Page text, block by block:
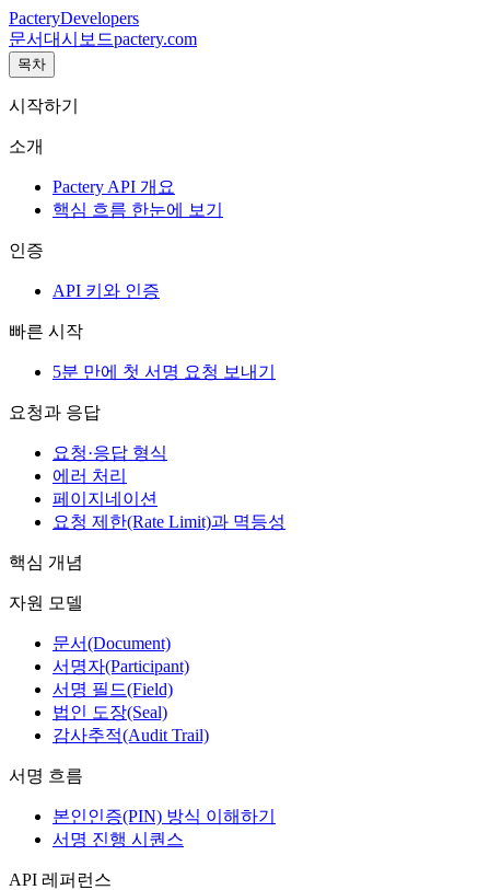
PacteryDevelopers
문서대시보드pactery.com
목차
시작하기
소개
Pactery API 개요
핵심 흐름 한눈에 보기
인증
API 키와 인증
빠른 시작
5분 만에 첫 서명 요청 보내기
요청과 응답
요청·응답 형식
에러 처리
페이지네이션
요청 제한(Rate Limit)과 멱등성
핵심 개념
자원 모델
문서(Document)
서명자(Participant)
서명 필드(Field)
법인 도장(Seal)
감사추적(Audit Trail)
서명 흐름
본인인증(PIN) 방식 이해하기
서명 진행 시퀀스
API 레퍼런스